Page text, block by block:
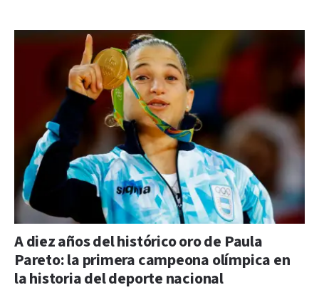
A diez años del histórico oro de Paula
Pareto: la primera campeona olímpica en
la historia del deporte nacional